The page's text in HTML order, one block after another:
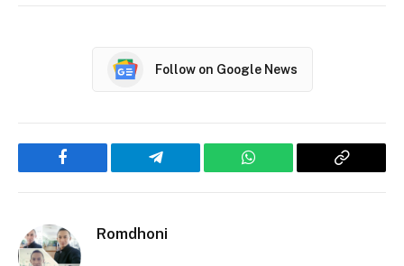
Follow on Google News
Facebook Telegram WhatsApp
Copy
Romdhoni